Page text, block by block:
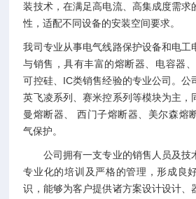
装技术，在满足高电流、高集成度需求
性，适配不同设备的安装空间要求。
我司专业从事电气线路保护设备和电工
与销售，具有丰富的熔断器、电容器、
可控硅、IC类销售经验的专业公司。公
英飞凌系列、赛米控系列等模块为主，
曼熔断器、 西门子熔断器、美尔森熔
气保护。
公司拥有一支专业的销售人员及技
专业化的培训及严格的管理，形成良
识，能够为客户提供诸方案设计设计、